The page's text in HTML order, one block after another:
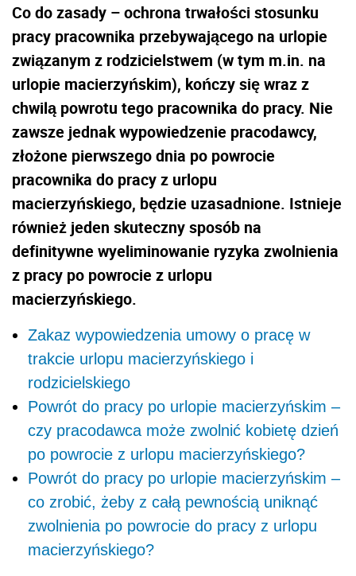
Co do zasady – ochrona trwałości stosunku
pracy pracownika przebywającego na urlopie
związanym z rodzicielstwem (w tym m.in. na
urlopie macierzyńskim), kończy się wraz z
chwilą powrotu tego pracownika do pracy. Nie
zawsze jednak wypowiedzenie pracodawcy,
złożone pierwszego dnia po powrocie
pracownika do pracy z urlopu
macierzyńskiego, będzie uzasadnione. Istnieje
również jeden skuteczny sposób na
definitywne wyeliminowanie ryzyka zwolnienia
z pracy po powrocie z urlopu
macierzyńskiego.
Zakaz wypowiedzenia umowy o pracę w
trakcie urlopu macierzyńskiego i
rodzicielskiego
Powrót do pracy po urlopie macierzyńskim –
czy pracodawca może zwolnić kobietę dzień
po powrocie z urlopu macierzyńskiego?
Powrót do pracy po urlopie macierzyńskim –
co zrobić, żeby z całą pewnością uniknąć
zwolnienia po powrocie do pracy z urlopu
macierzyńskiego?